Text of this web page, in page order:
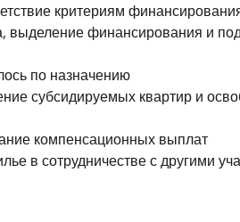
критериям
финансирования и
по назначению
субсидируемых квартир и
компенсационных выплат
в сотрудничестве с другими